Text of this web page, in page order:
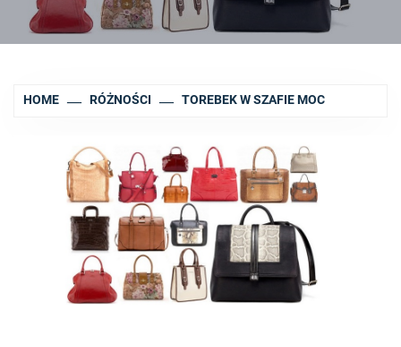
HOME RÓŻNOŚCI TOREBEK W SZAFIE MOC